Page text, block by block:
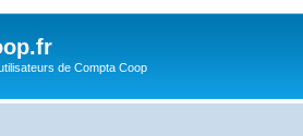
de Compta Coop